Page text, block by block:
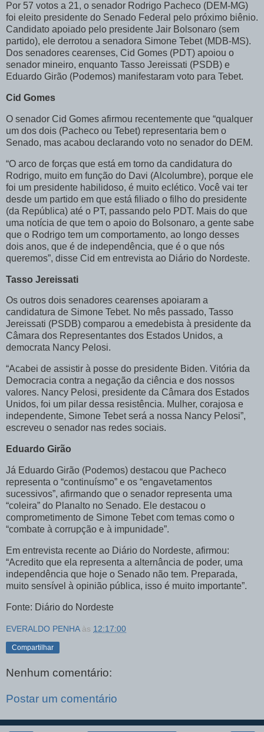
Por 57 votos a 21, o senador Rodrigo Pacheco (DEM-MG)
foi eleito presidente do Senado Federal pelo próximo biênio.
Candidato apoiado pelo presidente Jair Bolsonaro (sem
partido), ele derrotou a senadora Simone Tebet (MDB-MS).
Dos senadores cearenses, Cid Gomes (PDT) apoiou o
senador mineiro, enquanto Tasso Jereissati (PSDB) e
Eduardo Girão (Podemos) manifestaram voto para Tebet.
Cid Gomes
O senador Cid Gomes afirmou recentemente que “qualquer
um dos dois (Pacheco ou Tebet) representaria bem o
Senado, mas acabou declarando voto no senador do DEM.
“O arco de forças que está em torno da candidatura do
Rodrigo, muito em função do Davi (Alcolumbre), porque ele
foi um presidente habilidoso, é muito eclético. Você vai ter
desde um partido em que está filiado o filho do presidente
(da República) até o PT, passando pelo PDT. Mais do que
uma notícia de que tem o apoio do Bolsonaro, a gente sabe
que o Rodrigo tem um comportamento, ao longo desses
dois anos, que é de independência, que é o que nós
queremos”, disse Cid em entrevista ao Diário do Nordeste.
Tasso Jereissati
Os outros dois senadores cearenses apoiaram a
candidatura de Simone Tebet. No mês passado, Tasso
Jereissati (PSDB) comparou a emedebista à presidente da
Câmara dos Representantes dos Estados Unidos, a
democrata Nancy Pelosi.
“Acabei de assistir à posse do presidente Biden. Vitória da
Democracia contra a negação da ciência e dos nossos
valores. Nancy Pelosi, presidente da Câmara dos Estados
Unidos, foi um pilar dessa resistência. Mulher, corajosa e
independente, Simone Tebet será a nossa Nancy Pelosi”,
escreveu o senador nas redes sociais.
Eduardo Girão
Já Eduardo Girão (Podemos) destacou que Pacheco
representa o “continuísmo” e os “engavetamentos
sucessivos”, afirmando que o senador representa uma
“coleira” do Planalto no Senado. Ele destacou o
comprometimento de Simone Tebet com temas como o
“combate à corrupção e à impunidade”.
Em entrevista recente ao Diário do Nordeste, afirmou:
“Acredito que ela representa a alternância de poder, uma
independência que hoje o Senado não tem. Preparada,
muito sensível à opinião pública, isso é muito importante”.
Fonte: Diário do Nordeste
EVERALDO PENHA às 12:17:00
Compartilhar
Nenhum comentário:
Postar um comentário